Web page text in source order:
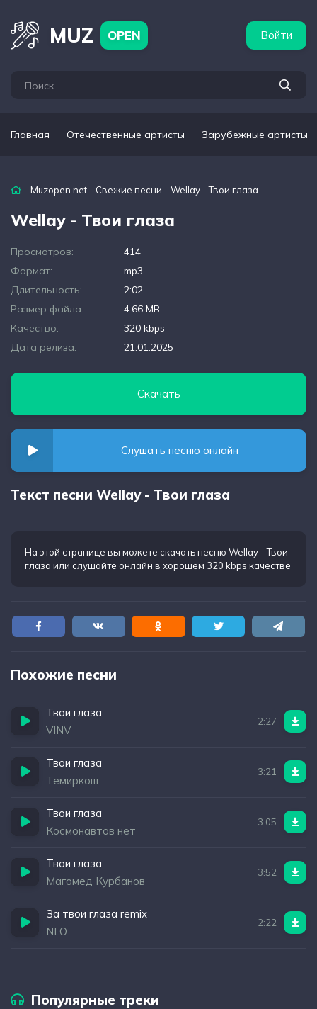
MUZ OPEN Войти
Главная Отечественные артисты Зарубежные артисты
Muzopen.net - Свежие песни - Wellay - Твои глаза
Wellay - Твои глаза
Просмотров:
414
Формат:
mp3
Длительность:
2:02
Размер файла:
4.66 MB
Качество:
320 kbps
Дата релиза:
21.01.2025
Скачать
Слушать песню онлайн
Текст песни Wellay - Твои глаза
На этой странице вы можете скачать песню Wellay - Твои
глаза или слушайте онлайн в хорошем 320 kbps качестве
Похожие песни
Твои глаза
VINV
2:27
Твои глаза
Темиркош
3:21
Твои глаза
Космонавтов нет
3:05
Твои глаза
Магомед Курбанов
3:52
За твои глаза remix
NLO
2:22
Популярные треки
артисты Популярные подборки